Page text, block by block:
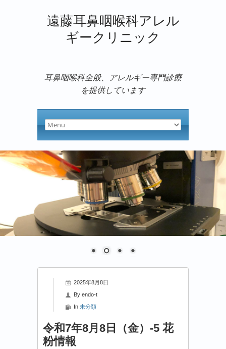
遠藤耳鼻咽喉科アレル
ギークリニック
耳鼻咽喉科全般、アレルギー専門診療
を提供しています
2025年8月8日
By endo-t
In 未分類
令和7年8月8日（金）-5 花
粉情報